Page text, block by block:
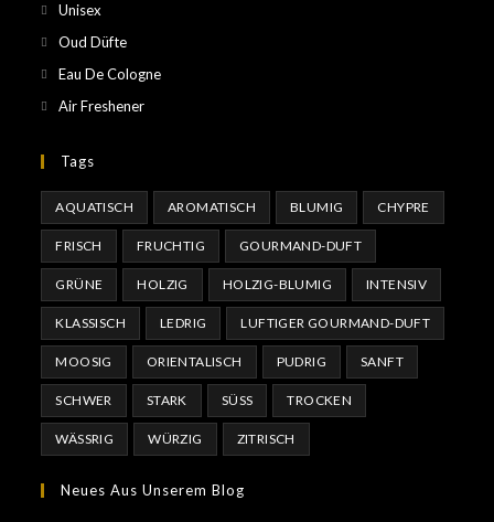
Unisex
Oud Düfte
Eau De Cologne
Air Freshener
Tags
AQUATISCH AROMATISCH BLUMIG CHYPRE
FRISCH FRUCHTIG GOURMAND-DUFT
GRÜNE HOLZIG HOLZIG-BLUMIG INTENSIV
KLASSISCH LEDRIG LUFTIGER GOURMAND-DUFT
MOOSIG ORIENTALISCH PUDRIG SANFT
SCHWER STARK SÜSS TROCKEN
WÄSSRIG WÜRZIG ZITRISCH
Neues Aus Unserem Blog